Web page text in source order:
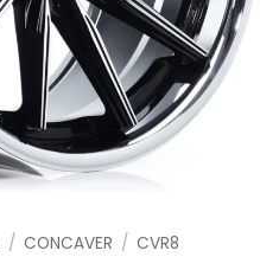
/ CONCAVER / CVR8